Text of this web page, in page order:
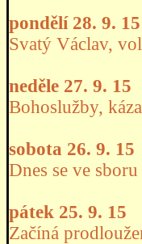
pondělí 28. 9. 15
Svatý Václav,
neděle 27. 9. 15
Bohoslužby,
sobota 26. 9. 15
Dnes se ve
pátek 25. 9. 15
Začíná